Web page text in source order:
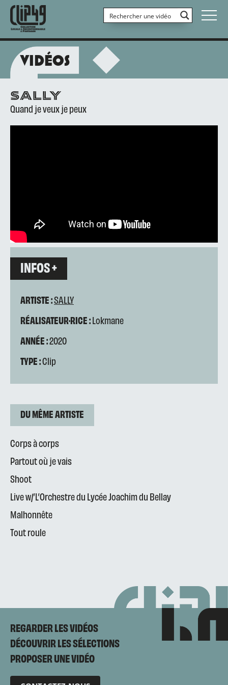
VIDÉOS
SALLY
Quand je veux je peux
INFOS +
ARTISTE :SALLY
RÉALISATEUR·RICE :Lokmane
ANNÉE :2020
TYPE :Clip
DU MÊME ARTISTE
Corps à corps
Partout où je vais
Shoot
Live w/’L’Orchestre du Lycée Joachim du Bellay
Malhonnête
Tout roule
REGARDER LES VIDÉOS
DÉCOUVRIR LES SÉLECTIONS
PROPOSER UNE VIDÉO